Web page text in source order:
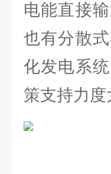
电能直接
也有分散
化发电系
策支持力